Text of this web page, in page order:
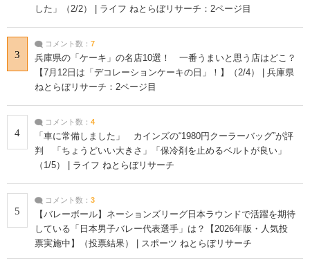
した」（2/2） | ライフ ねとらぼリサーチ：2ページ目
3
コメント数： 7
兵庫県の「ケーキ」の名店10選！ 一番うまいと思う店はどこ？
【7月12日は「デコレーションケーキの日」！】（2/4） | 兵庫県
ねとらぼリサーチ：2ページ目
4
コメント数： 4
「車に常備しました」 カインズの“1980円クーラーバッグ”が評
判 「ちょうどいい大きさ」「保冷剤を止めるベルトが良い」
（1/5） | ライフ ねとらぼリサーチ
5
コメント数： 3
【バレーボール】ネーションズリーグ日本ラウンドで活躍を期待
している「日本男子バレー代表選手」は？【2026年版・人気投
票実施中】（投票結果） | スポーツ ねとらぼリサーチ